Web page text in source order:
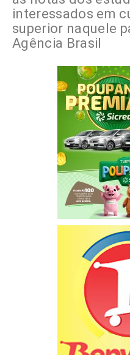
interessados em
superior naquele
Agência Brasil